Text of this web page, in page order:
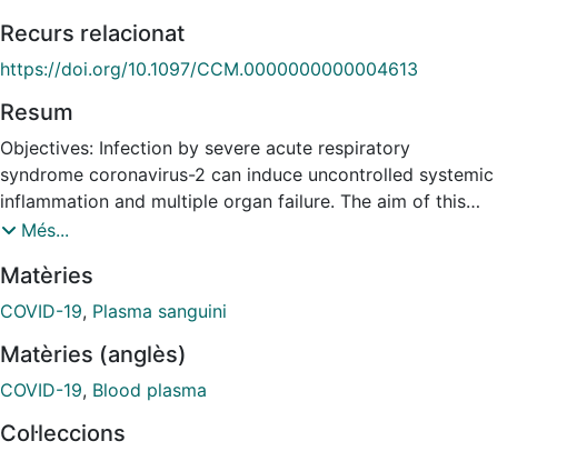
Recurs relacionat
https://doi.org/10.1097/CCM.0000000000004613
Resum
Objectives: Infection by severe acute respiratory
syndrome coronavirus-2 can induce uncontrolled systemic
inflammation and multiple organ failure. The aim of this
study was to evaluate if plasma exchange, through the
therapy in these patients. Design: Single center case
series. Setting: Local study. Subjects: Four critically ill
conventional interventions. Interventions: Plasma
exchange. Two to six sessions (1.2 plasma volumes).
fluid. Fresh frozen plasma and immunoglobulins were
Més...
Matèries
COVID-19, Plasma sanguini
Matèries (anglès)
COVID-19, Blood plasma
Col·leccions